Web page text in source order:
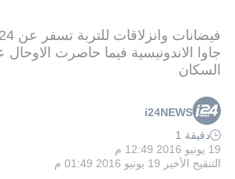
جاوا الاندونيسية فيما حاصرت الاوحال
السكان
i24NEWS
دقيقة 1
19 يونيو 2016 12:49 م
التنقيح الأخير 19 يونيو 2016 01:49 م